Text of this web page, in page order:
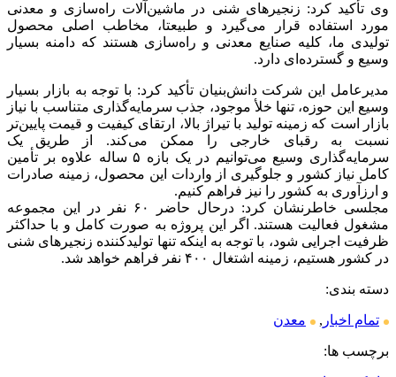
وی تأکید کرد: زنجیرهای شنی در ماشین‌آلات راه‌سازی و معدنی
مورد استفاده قرار می‌گیرد و طبیعتا، مخاطب اصلی محصول
تولیدی ما، کلیه صنایع معدنی و راه‌سازی هستند که دامنه بسیار
وسیع و گسترده‌ای دارد.
مدیرعامل این شرکت دانش‌بنیان تأکید کرد: با توجه به بازار بسیار
وسیع این حوزه، تنها خلأ موجود، جذب سرمایه‌گذاری متناسب با نیاز
بازار است که زمینه تولید با تیراژ بالا، ارتقای کیفیت و قیمت پایین‌تر
نسبت به رقبای خارجی را ممکن می‌کند. از طریق یک
سرمایه‌گذاری وسیع می‌توانیم در یک بازه ۵ ساله علاوه بر تأمین
کامل نیاز کشور و جلوگیری از واردات این محصول، زمینه صادرات
و ارزآوری به کشور را نیز فراهم کنیم.
مجلسی خاطرنشان کرد: درحال حاضر ۶۰ نفر در این مجموعه
مشغول فعالیت هستند. اگر این پروژه به صورت کامل و با حداکثر
ظرفیت اجرایی شود، با توجه به اینکه تنها تولیدکننده زنجیرهای شنی
در کشور هستیم، زمینه اشتغال ۴۰۰ نفر فراهم خواهد شد.
دسته بندی:
تمام اخبار , معدن
برچسب ها: